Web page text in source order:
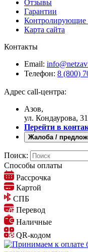
Отзывы
Гарантии
Контролирующие
Карта сайта
Контакты
Email:
Телефон: 8 (800)
Адрес call-центра:
Азов,
ул. Кондаурова,
Перейти в
Жалоба /
Поиск:
Способы оплаты
Рассрочка
Картой
СПБ
Перевод
Наличные
QR-кодом